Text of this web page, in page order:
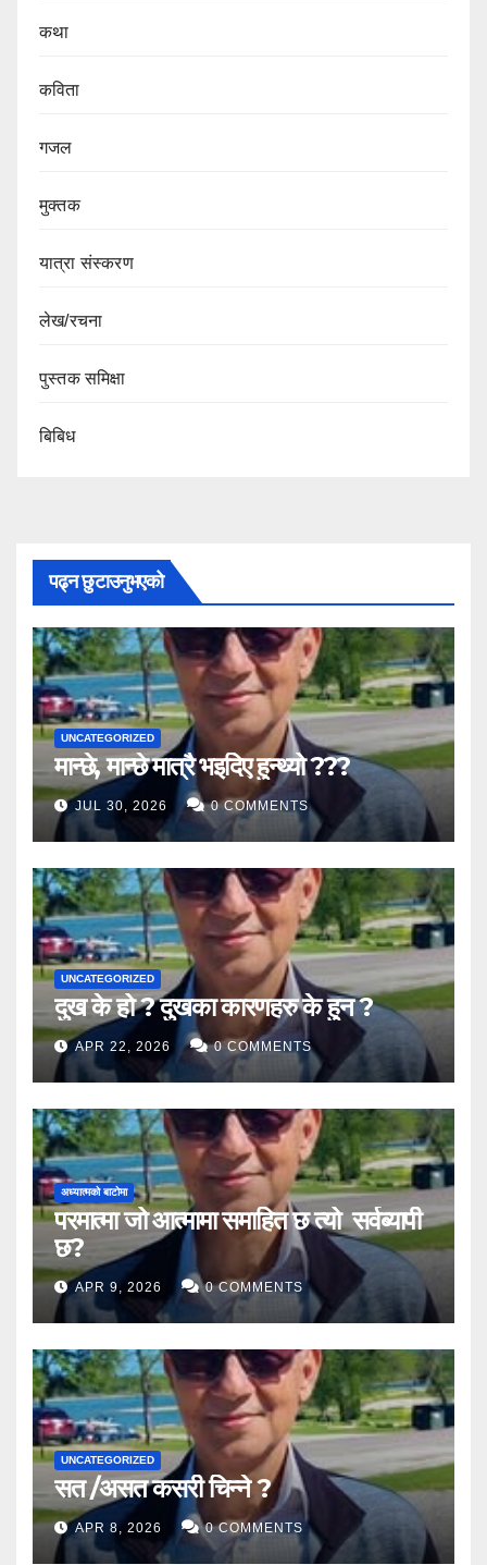
कथा
कविता
गजल
मुक्तक
यात्रा संस्करण
लेख/रचना
पुस्तक समिक्षा
बिबिध
पढ्न छुटाउनुभएको
UNCATEGORIZED
मान्छे, मान्छे मात्रै भइदिए हुन्थ्यो ???
JUL 30, 2026 0 COMMENTS
UNCATEGORIZED
दुख के हो ? दुखका कारणहरु के हुन ?
APR 22, 2026 0 COMMENTS
अध्यात्मको बाटोमा
परमात्मा जो आत्मामा समाहित छ त्यो सर्वब्यापी
छ?
APR 9, 2026 0 COMMENTS
UNCATEGORIZED
सत /असत कसरी चिन्ने ?
APR 8, 2026 0 COMMENTS